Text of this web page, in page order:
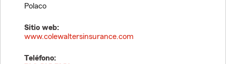
Polaco
Sitio web:
www.colewaltersinsurance.com
Teléfono: